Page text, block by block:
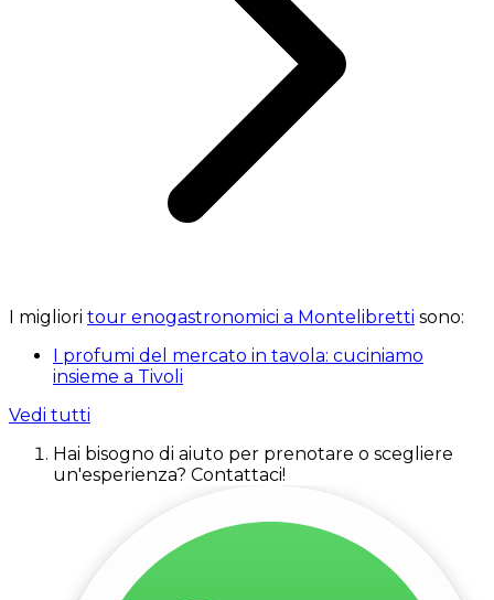
I migliori tour enogastronomici a Montelibretti sono:
I profumi del mercato in tavola: cuciniamo
insieme a Tivoli
Vedi tutti
Hai bisogno di aiuto per prenotare o scegliere
un'esperienza? Contattaci!